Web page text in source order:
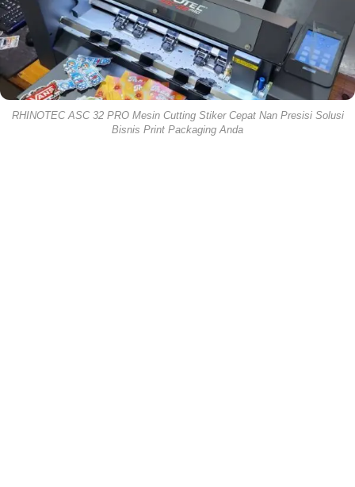
RHINOTEC ASC 32 PRO Mesin Cutting Stiker Cepat Nan Presisi Solusi
Bisnis Print Packaging Anda